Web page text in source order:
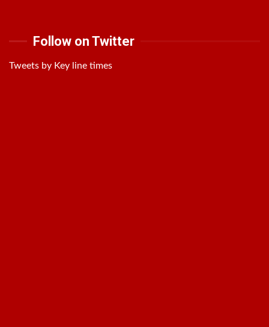
Follow on Twitter
Tweets by Key line times